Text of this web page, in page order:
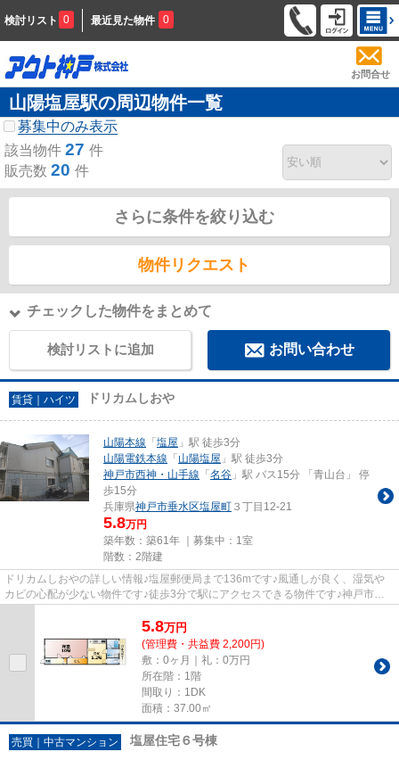
検討リスト 0 最近見た物件 0
お問合せ
山陽塩屋駅の周辺物件一覧
募集中のみ表示
該当物件 27 件
販売数 20 件
さらに条件を絞り込む
物件リクエスト
チェックした物件をまとめて
検討リストに追加 お問い合わせ
賃貸｜ハイツ ドリカムしおや
山陽本線 「 塩屋 」駅 徒歩3分
山陽電鉄本線 「 山陽塩屋 」駅 徒歩3分
神戸市西神・山手線 「 名谷 」駅 バス15分 「青山台」 停
歩15分
兵庫県神戸市垂水区塩屋町 ３丁目12-21
5.8万円
築年数：築61年 ｜募集中： 1室
階数：2階建
ドリカムしおやの詳しい情報♪塩屋郵便局まで136mです♪風通しが良く、湿気や
カビの心配が少ない物件です♪徒歩3分で駅にアクセスできる物件です♪神戸市垂
5.8万円
(管理費・共益費 2,200円)
敷：0ヶ月｜礼：0万円
所在階：1階
間取り：1DK
面積：37.00㎡
売買｜中古マンション 塩屋住宅６号棟